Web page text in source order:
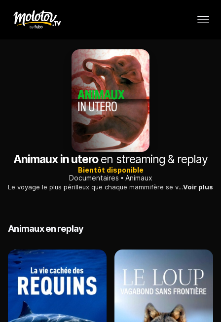
Animaux in uteroen streaming & replay
Bientôt disponible
Documentaires
Animaux
Le voyage le plus périlleux que chaque mammifère se voit entreprendre est celui de son développement intra-utérin : exemple avec un éléphant, un chien et un dauphin.Voir plus
Animaux en replay